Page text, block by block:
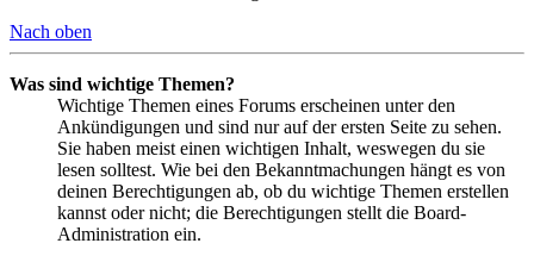
Nach oben
Was sind wichtige Themen?
Wichtige Themen eines Forums erscheinen unter den
Ankündigungen und sind nur auf der ersten Seite zu sehen.
Sie haben meist einen wichtigen Inhalt, weswegen du sie
lesen solltest. Wie bei den Bekanntmachungen hängt es von
deinen Berechtigungen ab, ob du wichtige Themen erstellen
kannst oder nicht; die Berechtigungen stellt die Board-
Administration ein.